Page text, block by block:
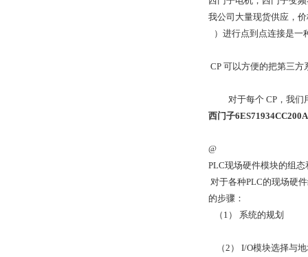
我公司大量现货供应，
）进行点到点连接是一
CP 可以方便的把第三
对于每个 CP，我们
西门子
@
PLC现场硬件模块的组
对于各种PLC的现场硬
的步骤：
（1） 系统的规划
（2） I/O模块选择与